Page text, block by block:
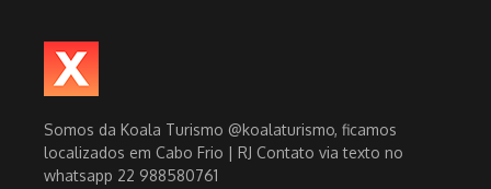
Somos da Koala Turismo @koalaturismo, ficamos
localizados em Cabo Frio | RJ Contato via texto no
whatsapp 22 988580761